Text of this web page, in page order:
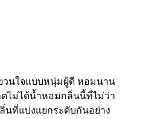
วนใจแบบหนุ่มผู้ดี หอมนาน
ไม่ได้น้ำหอมกลิ่นนี้ที่ไม่ว่า
นที่แบ่งแยกระดับกันอย่าง